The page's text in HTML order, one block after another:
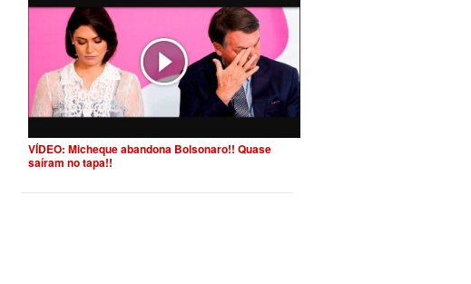
VÍDEO: Micheque abandona Bolsonaro!! Quase
saíram no tapa!!